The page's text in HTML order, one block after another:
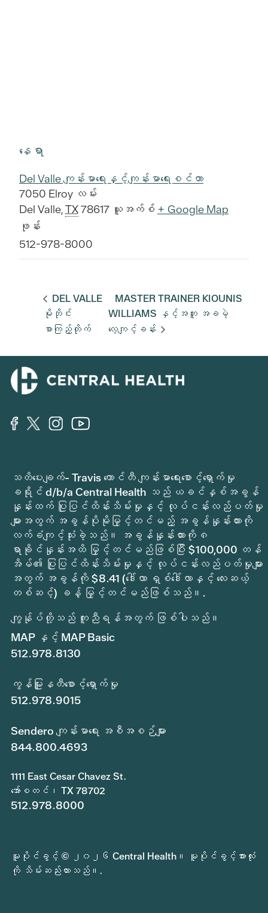
နေရာ
Del Valle ကျန်းမာရေးနှင့်ကျန်းမာရေးစင်တာ
7050 Elroy လမ်း
Del Valle,TX78617 ယူအက်စ် + Google Map
ဖုန်း
512-978-8000
DEL VALLE
မိုဘိုင်း
စာကြည့်တိုက်
MASTER TRAINER KIOUNIS
WILLIAMS နှင့်အတူ အခမဲ့
လေ့ကျင့်ခန်း
သတိပေးချက်- Travis ကောင်တီ ကျန်းမာရေးစောင့်ရှောက်မှု
ခရိုင် d/b/a Central Health သည် ယခင်နှစ်အခွန်
နှုန်းထက် ပြုပြင်ထိန်းသိမ်းမှုနှင့် လုပ်ငန်းလည်ပတ်မှု
များအတွက် အခွန်ပိုမိုမြှင့်တင်မည့် အခွန်နှုန်းထားကို
လက်ခံကျင့်သုံးခဲ့သည်။ အခွန်နှုန်းထားကို ၈
ရာခိုင်နှုန်းအထိ မြှင့်တင်မည်ဖြစ်ပြီး $100,000 တန်
အိမ်၏ ပြုပြင်ထိန်းသိမ်းမှုနှင့် လုပ်ငန်းလည်ပတ်မှုများ
အတွက် အခွန်ကို $8.41 (ဒေါ်လာ ရှစ်ဒေါ်လာနှင့် လေးဆယ့်
တစ်ဆင့်) ခန့် မြှင့်တင်မည်ဖြစ်သည်။.
ကျွန်ုပ်တို့သည် ကူညီရန်အတွက် ဖြစ်ပါသည်။
MAP နှင့် MAP Basic
512.978.8130
ကွန်မြူနတီစောင့်ရှောက်မှု
512.978.9015
Sendero ကျန်းမာရေး အစီအစဉ်များ
844.800.4693
1111 East Cesar Chavez St.
အော်စတင်၊ TX 78702
512.978.8000
မူပိုင်ခွင့် © ၂၀၂၆ Central Health။ မူပိုင်ခွင့်အားလုံး
ကို သိမ်းဆည်းထားသည်။.